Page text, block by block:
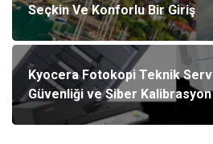
Seçkin Ve Konforlu Bir Giriş
Kyocera Fotokopi Teknik
Güvenliği ve Siber Kalibrasyon